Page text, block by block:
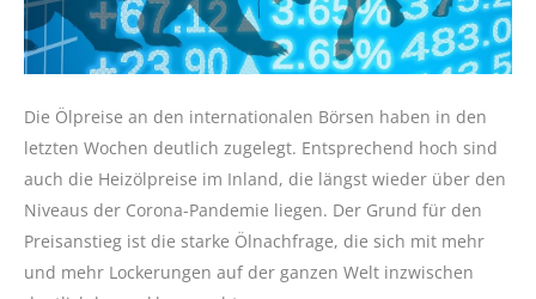
Die Ölpreise an den internationalen Börsen haben in den
letzten Wochen deutlich zugelegt. Entsprechend hoch sind
auch die Heizölpreise im Inland, die längst wieder über den
Niveaus der Corona-Pandemie liegen. Der Grund für den
Preisanstieg ist die starke Ölnachfrage, die sich mit mehr
und mehr Lockerungen auf der ganzen Welt inzwischen